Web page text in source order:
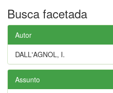
Busca facetada
Autor
DALL'AGNOL, I.
Assunto